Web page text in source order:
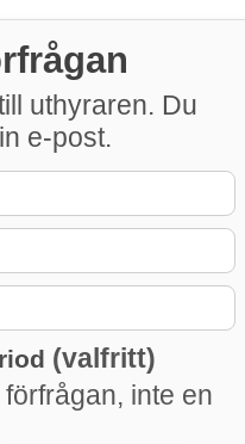
uthyraren. Du
e-post.
(valfritt)
inte en